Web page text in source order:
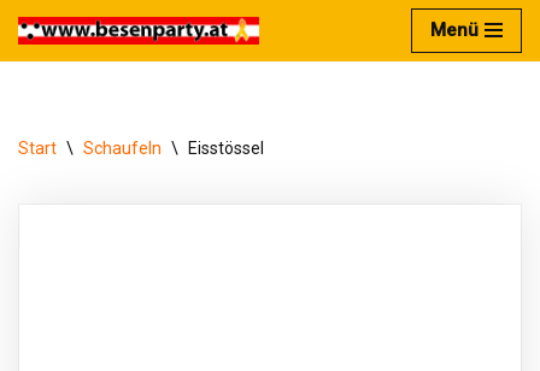
Zum
Menü
Start \ Schaufeln \ Eisstössel